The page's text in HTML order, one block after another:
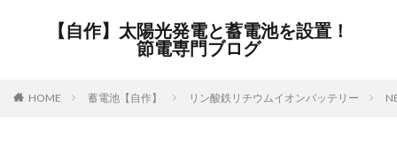
【自作】太陽光発電と蓄電池を設置！
節電専門ブログ
HOME 蓄電池【自作】 リン酸鉄リチウムイオンバッテリー